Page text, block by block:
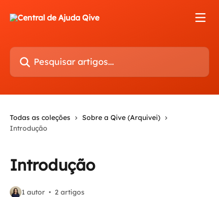
Pesquisar artigos...
Todas as coleções
Sobre a Qive (Arquivei)
Introdução
Introdução
1 autor 2 artigos